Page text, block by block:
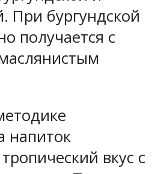
При бургундской
получается с
напиток
вкус с